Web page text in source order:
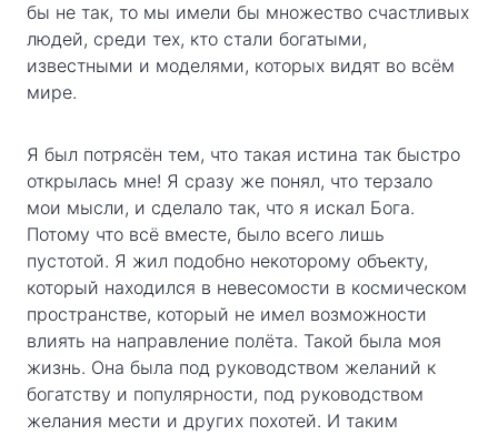
бы не так, то мы имели бы множество счастливых
людей, среди тех, кто стали богатыми,
известными и моделями, которых видят во всём
мире.
Я был потрясён тем, что такая истина так быстро
открылась мне! Я сразу же понял, что терзало
мои мысли, и сделало так, что я искал Бога.
Потому что всё вместе, было всего лишь
пустотой. Я жил подобно некоторому объекту,
который находился в невесомости в космическом
пространстве, который не имел возможности
влиять на направление полёта. Такой была моя
жизнь. Она была под руководством желаний к
богатству и популярности, под руководством
желания мести и других похотей. И таким